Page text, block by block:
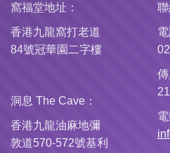
窩福堂地址：
香港九龍窩打老道
84號冠華園二字樓
洞息 The Cave：
香港九龍油麻地彌
敦道570-572號基利
電